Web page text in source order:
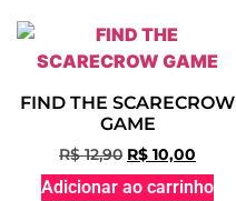
FIND THE SCARECROW
GAME
R$12,90 R$ 10,00
Adicionar ao carrinho